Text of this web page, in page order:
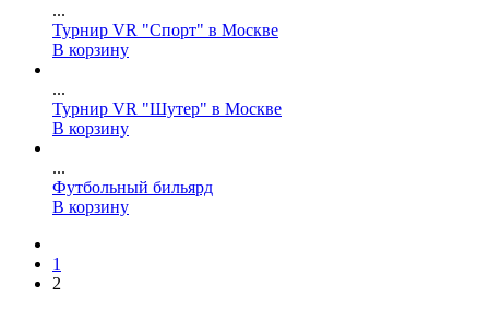
...
Турнир VR "Спорт" в Москве
В корзину
...
Турнир VR "Шутер" в Москве
В корзину
...
Футбольный бильярд
В корзину
1
2